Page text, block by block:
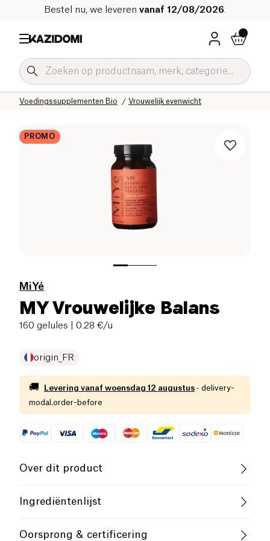
Bestel nu, we leveren vanaf 12/08/2026
Vrouwelijk evenwicht
Voedingssupplementen Bio
Welzijn & Gezondheid
Onze biologische catalogus
Home
PROMO
MiYé
MY Vrouwelijke Balans
160 gelules | 0.28 €/u
origin_FR
🚚 Levering vanaf woensdag 12 augustus · delivery-
modal.order-before
Over dit product
Vegan Glutenvrij (ingrediënten)
Ingrediëntenlijst
ROSEMARY EXTRACT* 500 MG (2000 MG EQPS**),
Oorsprong & certificering